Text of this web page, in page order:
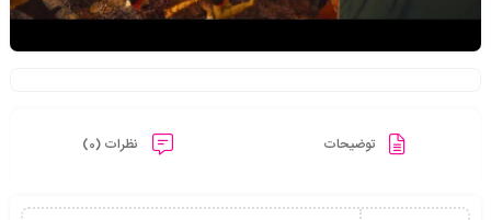
توضیحات نظرات (0)